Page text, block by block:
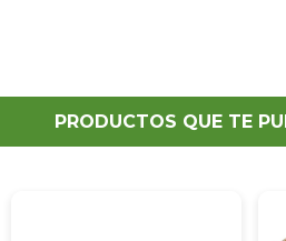
PRODUCTOS QUE TE